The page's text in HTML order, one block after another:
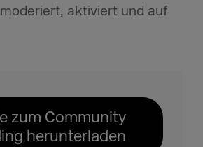
aktiviert und auf
zum Community
herunterladen